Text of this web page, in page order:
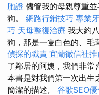
胞證 儘管我的母親尊重
狗。 網路行銷技巧 專業
巧 天母整復治療 我大約
狗，那是一隻白色的、毛
偵探的職責 宜蘭徵信社推
了鄰居的阿姨，我們非常
本書是對我們第一次出生
簡潔的描述。 谷歌SEO